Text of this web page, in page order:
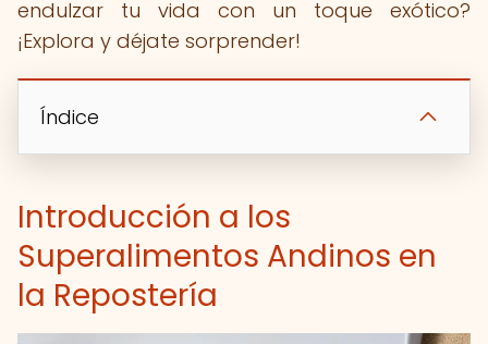
endulzar tu vida con un toque exótico?
¡Explora y déjate sorprender!
Índice
Introducción a los
Superalimentos Andinos en
la Repostería